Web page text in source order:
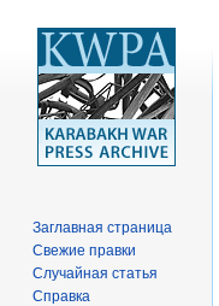
Заглавная страница
Свежие правки
Случайная статья
Справка